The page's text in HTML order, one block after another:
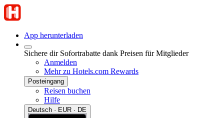
App herunterladen
Sichere dir Sofortrabatte dank Preisen für Mitglieder
Anmelden
Mehr zu Hotels.com Rewards
Posteingang
Reisen buchen
Hilfe
Deutsch · EUR · DE